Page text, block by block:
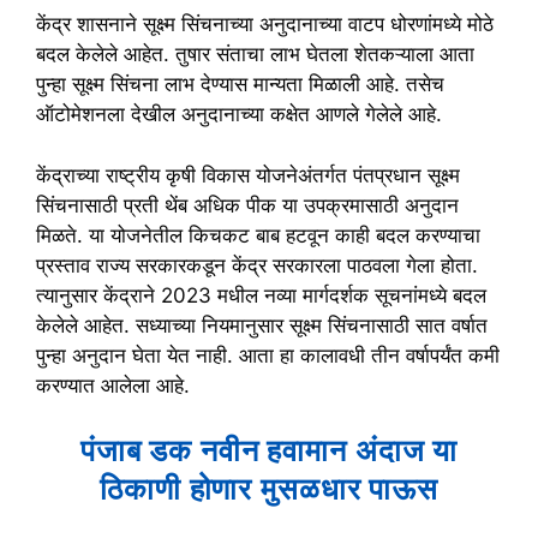
केंद्र शासनाने सूक्ष्म सिंचनाच्या अनुदानाच्या वाटप धोरणांमध्ये मोठे
बदल केलेले आहेत. तुषार संताचा लाभ घेतला शेतकऱ्याला आता
पुन्हा सूक्ष्म सिंचना लाभ देण्यास मान्यता मिळाली आहे. तसेच
ऑटोमेशनला देखील अनुदानाच्या कक्षेत आणले गेलेले आहे.
केंद्राच्या राष्ट्रीय कृषी विकास योजनेअंतर्गत पंतप्रधान सूक्ष्म
सिंचनासाठी प्रती थेंब अधिक पीक या उपक्रमासाठी अनुदान
मिळते. या योजनेतील किचकट बाब हटवून काही बदल करण्याचा
प्रस्ताव राज्य सरकारकडून केंद्र सरकारला पाठवला गेला होता.
त्यानुसार केंद्राने 2023 मधील नव्या मार्गदर्शक सूचनांमध्ये बदल
केलेले आहेत. सध्याच्या नियमानुसार सूक्ष्म सिंचनासाठी सात वर्षात
पुन्हा अनुदान घेता येत नाही. आता हा कालावधी तीन वर्षापर्यंत कमी
करण्यात आलेला आहे.
पंजाब डक नवीन हवामान अंदाज या
ठिकाणी होणार मुसळधार पाऊस